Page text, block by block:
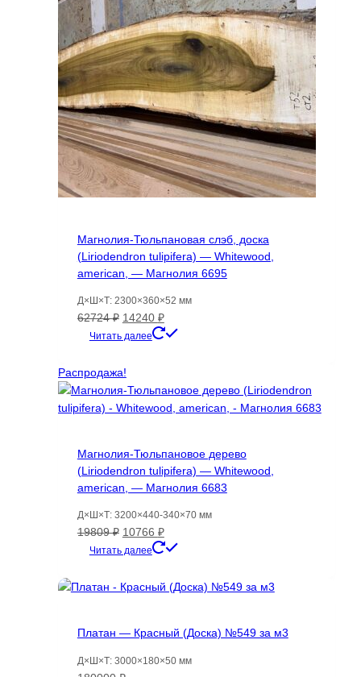
Магнолия-Тюльпановая слэб, доска
(Liriodendron tulipifera) — Whitewood,
american, — Магнолия 6695
Д×Ш×Т: 2300×360×52 мм
62724₽ Первоначальная
цена
62724 ₽.
14240 ₽Текущая
цена:
Читать далее
Распродажа!
Магнолия-Тюльпановое дерево
(Liriodendron tulipifera) — Whitewood,
american, — Магнолия 6683
Д×Ш×Т: 3200×440-340×70 мм
19809₽ Первоначальная
цена
19809 ₽.
10766 ₽Текущая
цена:
Читать далее
Платан — Красный (Доска) №549 за м3
Д×Ш×Т: 3000×180×50 мм